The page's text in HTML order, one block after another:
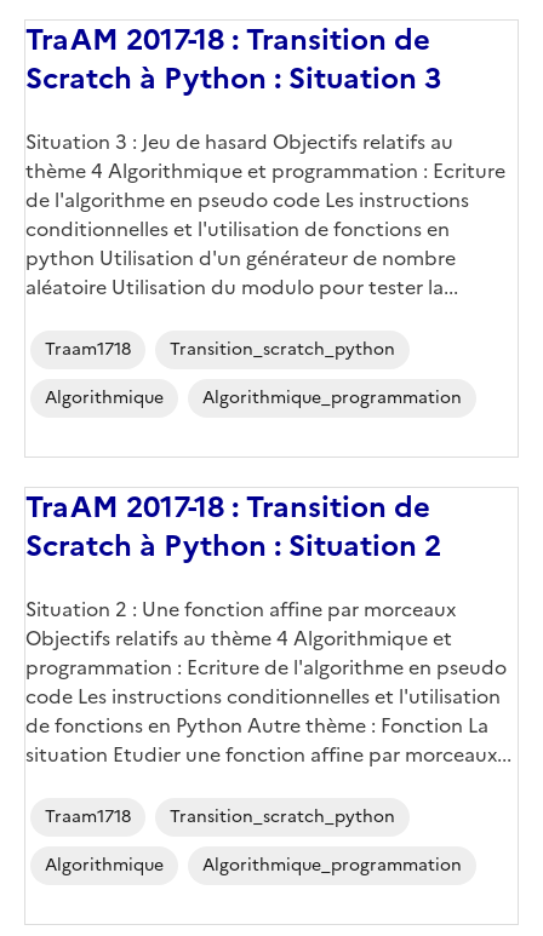
TraAM 2017-18 : Transition de
Scratch à Python : Situation 3
Situation 3 : Jeu de hasard Objectifs relatifs au
thème 4 Algorithmique et programmation : Ecriture
de l'algorithme en pseudo code Les instructions
conditionnelles et l'utilisation de fonctions en
python Utilisation d'un générateur de nombre
aléatoire Utilisation du modulo pour tester la...
Traam1718
Transition_scratch_python
Algorithmique
Algorithmique_programmation
TraAM 2017-18 : Transition de
Scratch à Python : Situation 2
Situation 2 : Une fonction affine par morceaux
Objectifs relatifs au thème 4 Algorithmique et
programmation : Ecriture de l'algorithme en pseudo
code Les instructions conditionnelles et l'utilisation
de fonctions en Python Autre thème : Fonction La
situation Etudier une fonction affine par morceaux...
Traam1718
Transition_scratch_python
Algorithmique
Algorithmique_programmation